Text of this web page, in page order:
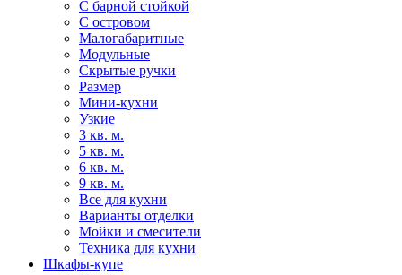
С барной стойкой
С островом
Малогабаритные
Модульные
Скрытые ручки
Размер
Мини-кухни
Узкие
3 кв. м.
5 кв. м.
6 кв. м.
9 кв. м.
Все для кухни
Варианты отделки
Мойки и смесители
Техника для кухни
Шкафы-купе